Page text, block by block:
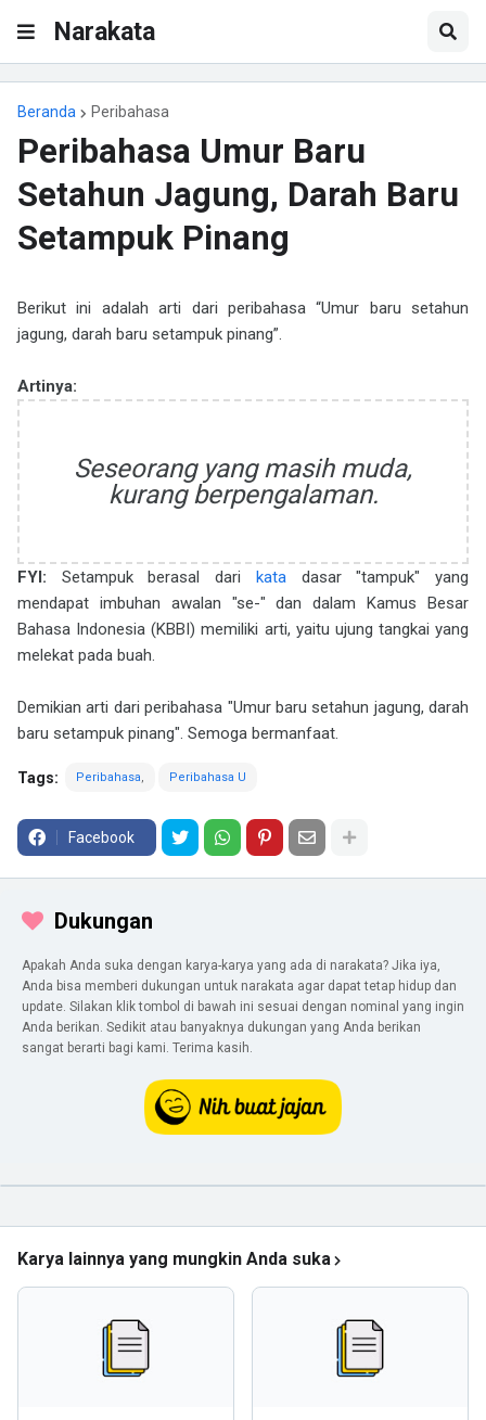
Narakata
Beranda Peribahasa
Peribahasa Umur Baru
Setahun Jagung, Darah Baru
Setampuk Pinang
Berikut ini adalah arti dari peribahasa “Umur baru setahun
jagung, darah baru setampuk pinang”.
Artinya:
Seseorang yang masih muda,
kurang berpengalaman.
FYI: Setampuk berasal dari katadasar "tampuk" yang
mendapat imbuhan awalan "se-" dan dalam Kamus Besar
Bahasa Indonesia (KBBI) memiliki arti, yaitu ujung tangkai yang
melekat pada buah.
Demikian arti dari peribahasa "Umur baru setahun jagung, darah
baru setampuk pinang". Semoga bermanfaat.
Tags: Peribahasa Peribahasa U
Facebook
Dukungan
Apakah Anda suka dengan karya-karya yang ada di narakata? Jika iya,
Anda bisa memberi dukungan untuk narakata agar dapat tetap hidup dan
update. Silakan klik tombol di bawah ini sesuai dengan nominal yang ingin
Anda berikan. Sedikit atau banyaknya dukungan yang Anda berikan
sangat berarti bagi kami. Terima kasih.
Karya lainnya yang mungkin Anda suka